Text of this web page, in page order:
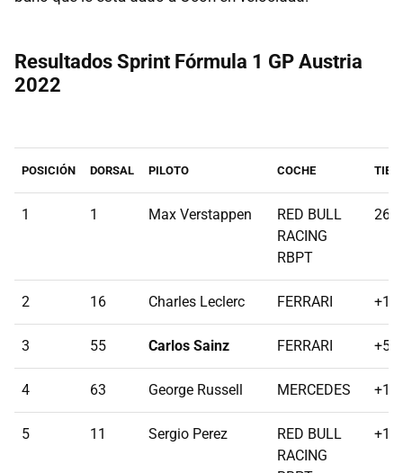
Resultados Sprint Fórmula 1 GP Austria
2022
POSICIÓN DORSAL PILOTO COCHE
1 1 Max Verstappen
RED BULL
RACING
RBPT
2 16 Charles Leclerc FERRARI
3 55 Carlos Sainz FERRARI
4 63 George Russell MERCEDES
5 11 Sergio Perez
RED BULL
RACING